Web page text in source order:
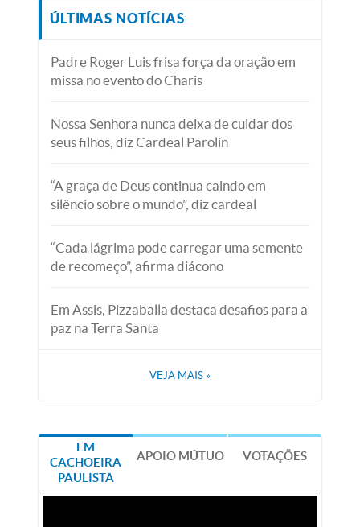
ÚLTIMAS NOTÍCIAS
Padre Roger Luis frisa força da oração em
missa no evento do Charis
Nossa Senhora nunca deixa de cuidar dos
seus filhos, diz Cardeal Parolin
“A graça de Deus continua caindo em
silêncio sobre o mundo”, diz cardeal
“Cada lágrima pode carregar uma semente
de recomeço”, afirma diácono
Em Assis, Pizzaballa destaca desafios para a
paz na Terra Santa
VEJA MAIS »
EM
CACHOEIRA
PAULISTA
APOIO MÚTUO VOTAÇÕES